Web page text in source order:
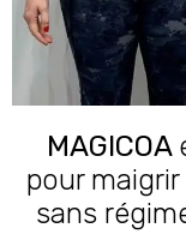
MAGICOA
pour
sans